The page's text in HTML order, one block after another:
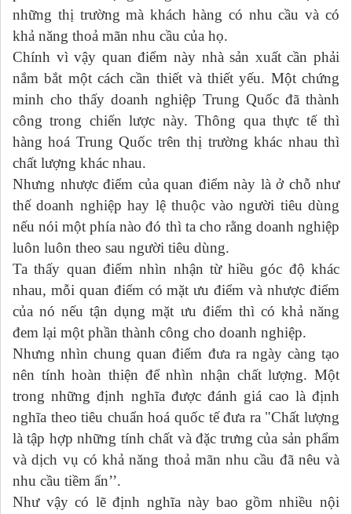
những thị trường mà khách hàng có nhu cầu và có
khả năng thoả mãn nhu cầu của họ.
Chính vì vậy quan điểm này nhà sản xuất cần phải
nắm bắt một cách cần thiết và thiết yếu. Một chứng
minh cho thấy doanh nghiệp Trung Quốc đã thành
công trong chiến lược này. Thông qua thực tế thì
hàng hoá Trung Quốc trên thị trường khác nhau thì
chất lượng khác nhau.
Nhưng nhược điểm của quan điểm này là ở chỗ như
thế doanh nghiệp hay lệ thuộc vào người tiêu dùng
nếu nói một phía nào đó thì ta cho rằng doanh nghiệp
luôn luôn theo sau người tiêu dùng.
Ta thấy quan điểm nhìn nhận từ hiều góc độ khác
nhau, mỗi quan điểm có mặt ưu điểm và nhược điểm
của nó nếu tận dụng mặt ưu điểm thì có khả năng
đem lại một phần thành công cho doanh nghiệp.
Nhưng nhìn chung quan điểm đưa ra ngày càng tạo
nên tính hoàn thiện để nhìn nhận chất lượng. Một
trong những định nghĩa được đánh giá cao là định
nghĩa theo tiêu chuẩn hoá quốc tế đưa ra "Chất lượng
là tập hợp những tính chất và đặc trưng của sản phẩm
và dịch vụ có khả năng thoả mãn nhu cầu đã nêu và
nhu cầu tiềm ẩn’’.
Như vậy có lẽ định nghĩa này bao gồm nhiều nội